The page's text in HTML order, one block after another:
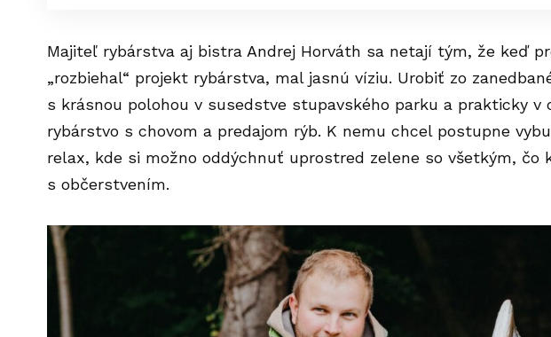
Majiteľ rybárstva aj bistra Andrej Horváth sa netají tým, že keď
„rozbiehal“ projekt rybárstva, mal jasnú víziu. Urobiť zo
s krásnou polohou v susedstve stupavského parku a prakticky v
rybárstvo s chovom a predajom rýb. K nemu chcel postupne
relax, kde si možno oddýchnuť uprostred zelene so všetkým, čo
s občerstvením.